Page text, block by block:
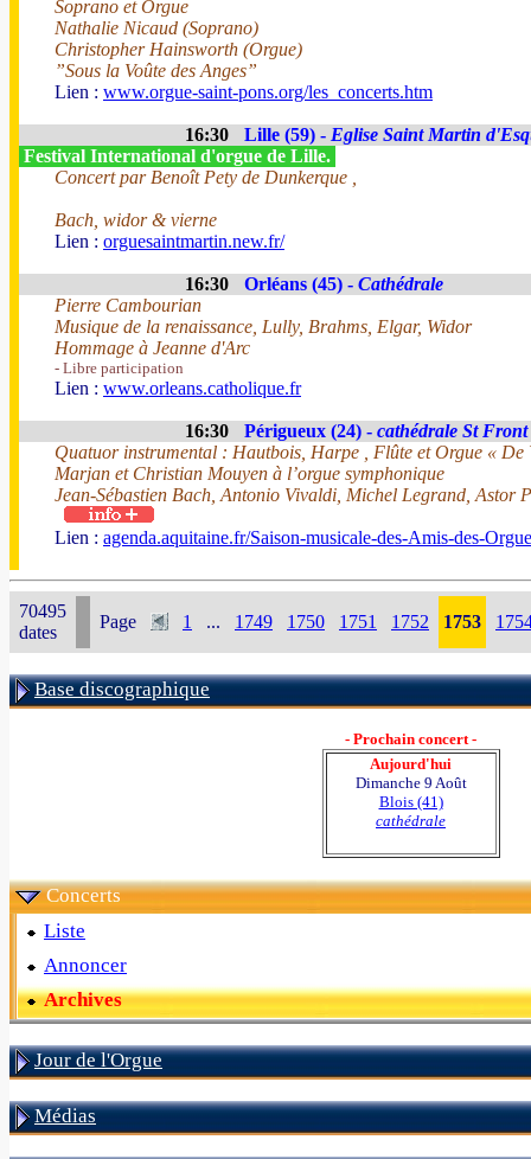
Soprano et Orgue
Nathalie Nicaud (Soprano)
Christopher Hainsworth (Orgue)
”Sous la Voûte des Anges”
Lien : www.orgue-saint-pons.org/les_concerts.htm
16:30 Lille (59) - Eglise Saint Martin
Festival International d'orgue de Lille.
Concert par Benoît Pety de Dunkerque ,
Bach, widor & vierne
Lien : orguesaintmartin.new.fr/
16:30 Orléans (45) - Cathédrale
Pierre Cambourian
Musique de la renaissance, Lully, Brahms, Elgar, Widor
Hommage à Jeanne d'Arc
- Libre participation
Lien : www.orleans.catholique.fr
16:30 Périgueux (24) - cathédrale St Front
Quatuor instrumental : Hautbois, Harpe , Flûte et Orgue « De
Marjan et Christian Mouyen à l’orgue symphonique
Jean-Sébastien Bach, Antonio Vivaldi, Michel Legrand, Astor
Lien : agenda.aquitaine.fr/Saison-musicale-des-Amis-des-
70495
dates
Page 1 ... 1749 1750 1751 1752 1753
Base discographique
- Prochain concert -
Aujourd'hui
Dimanche 9 Août
Blois (41)
cathédrale
Concerts
Liste
Annoncer
Archives
Jour de l'Orgue
Médias